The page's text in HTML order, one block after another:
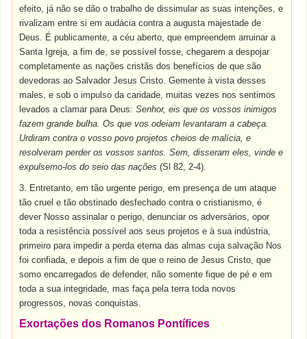
efeito, já não se dão o trabalho de dissimular as suas intenções, e
rivalizam entre si em audácia contra a augusta majestade de
Deus. É publicamente, a céu aberto, que empreendem arruinar a
Santa Igreja, a fim de, se possível fosse, chegarem a despojar
completamente as nações cristãs dos benefícios de que são
devedoras ao Salvador Jesus Cristo. Gemente à vista desses
males, e sob o impulso da caridade, muitas vezes nos sentimos
levados a clamar para Deus:Senhor, eis que os vossos inimigos
fazem grande bulha. Os que vos odeiam levantaram a cabeça.
Urdiram contra o vosso povo projetos cheios de malícia, e
resolveram perder os vossos santos. Sem, disseram eles, vinde e
expulsemo-los do seio das nações(Sl 82, 2-4).
3. Entretanto, em tão urgente perigo, em presença de um ataque
tão cruel e tão obstinado desfechado contra o cristianismo, é
dever Nosso assinalar o perigo, denunciar os adversários, opor
toda a resistência possível aos seus projetos e à sua indústria,
primeiro para impedir a perda eterna das almas cuja salvação Nos
foi confiada, e depois a fim de que o reino de Jesus Cristo, que
somo encarregados de defender, não somente fique de pé e em
toda a sua integridade, mas faça pela terra toda novos
progressos, novas conquistas.
Exortações dos Romanos Pontífices